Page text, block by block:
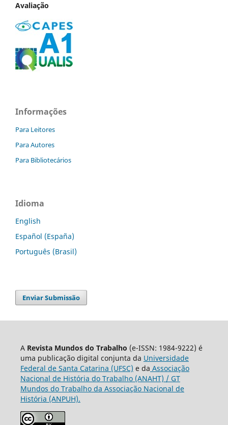
Avaliação
Informações
Para Leitores
Para Autores
Para Bibliotecários
Idioma
English
Español (España)
Português (Brasil)
Enviar Submissão
A Revista Mundos do Trabalho (e-ISSN: 1984-9222) é
uma publicação digital conjunta da Universidade
Federal de Santa Catarina (UFSC) e da Associação
Nacional de História do Trabalho (ANAHT) / GT
Mundos do Trabalho da Associação Nacional de
História (ANPUH).